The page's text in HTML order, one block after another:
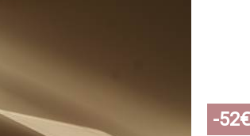
-52€